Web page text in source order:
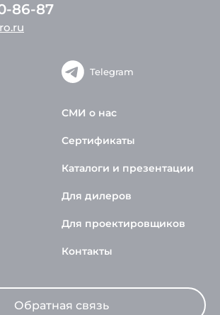
86-87
Telegram
СМИ о нас
Сертификаты
Каталоги и презентации
Для дилеров
Для проектировщиков
Контакты
Обратная связь